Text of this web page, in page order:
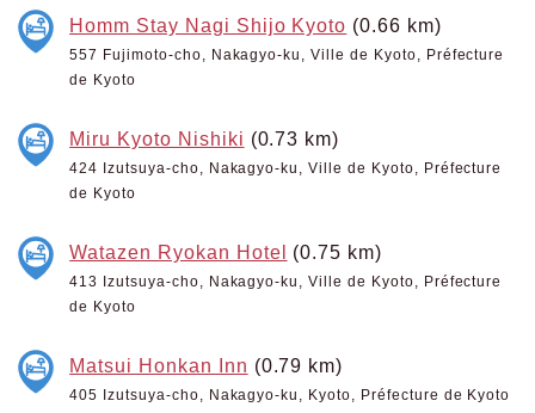
Homm Stay Nagi Shijo Kyoto (0.66 km)
557 Fujimoto-cho, Nakagyo-ku, Ville de Kyoto, Préfecture
de Kyoto
Miru Kyoto Nishiki (0.73 km)
424 Izutsuya-cho, Nakagyo-ku, Ville de Kyoto, Préfecture
de Kyoto
Watazen Ryokan Hotel (0.75 km)
413 Izutsuya-cho, Nakagyo-ku, Ville de Kyoto, Préfecture
de Kyoto
Matsui Honkan Inn (0.79 km)
405 Izutsuya-cho, Nakagyo-ku, Kyoto, Préfecture de Kyoto